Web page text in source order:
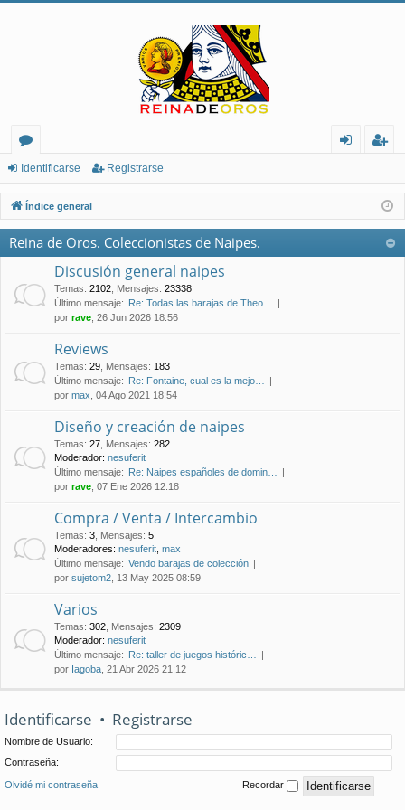
or
os
nt
ifi
ist
ra
Identificarse Registrarse
Índice general
Reina de Oros. Coleccionistas de Naipes.
Discusión general naipes
Temas: 2102 Mensajes: 23338
Último mensaje: Re: Todas las barajas de Theo…
por rave , 26 Jun 2026 18:56
Reviews
Temas: 29 Mensajes: 183
Último mensaje: Re: Fontaine, cual es la mejo…
por max , 04 Ago 2021 18:54
Diseño y creación de naipes
Temas: 27 Mensajes: 282
Moderador: nesuferit
Último mensaje: Re: Naipes españoles de domin…
por rave , 07 Ene 2026 12:18
Compra / Venta / Intercambio
Temas: 3 Mensajes: 5
Moderadores: nesuferit max
Último mensaje: Vendo barajas de colección
por sujetom2 , 13 May 2025 08:59
Varios
Temas: 302 Mensajes: 2309
Moderador: nesuferit
Último mensaje: Re: taller de juegos históric…
por Iagoba , 21 Abr 2026 21:12
Identificarse • Registrarse
Nombre de Usuario:
Contraseña:
Olvidé mi contraseña Recordar